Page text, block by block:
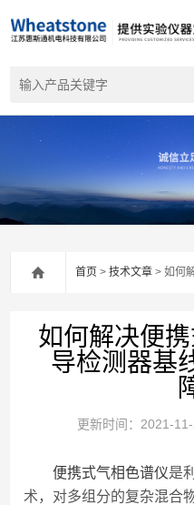
首页 >技术文章 > 如何解
如何解决便
导检测器基
更新时间：2021-
便携式气相色谱仪是
术，对多组分的复杂混合